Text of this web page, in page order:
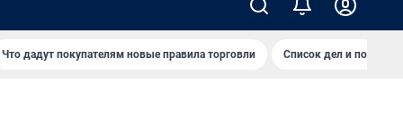
Что дадут покупателям новые правила торговли Список дел и покупок